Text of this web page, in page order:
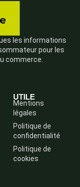
les informations
pour les
commerce.
UTILE
Mentions
légales
Politique de
confidentialité
Politique de
cookies